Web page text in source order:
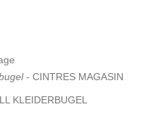
- CINTRES MAGASIN
KLEIDERBUGEL